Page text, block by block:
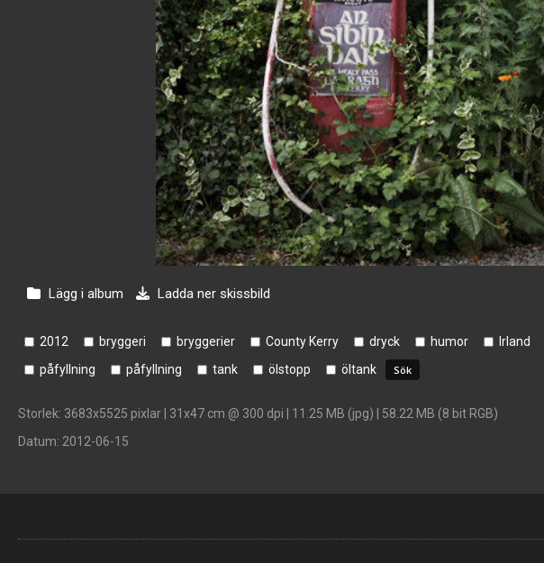
Lägg i album Ladda ner skissbild
2012 bryggeri bryggerier County Kerry dryck humor Irland
påfyllning
påfyllning tank ölstopp öltank
Storlek: 3683x5525 pixlar | 31x47 cm @ 300 dpi | 11.25 MB (jpg) | 58.22 MB (8 bit RGB)
Datum: 2012-06-15